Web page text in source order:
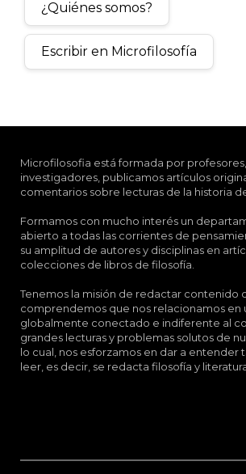
¿Quiénes somos?
Escribir en Microfilosofía
Microfilosofia está formada por
investigadores, publicamos artículos
comentarios sobre lecturas de la historia
Formamos con mucho interés un
abierto a todas las corrientes de
su amplitud de autores y disciplinas en
colecciones de libros de filosofía.
Tenemos la misión de redactar contenido
comprendemos que nos relacionamos en
globalmente conectado e indiferente al
grandes lecturas y problemas solutos de
lo cual, nos esforzamos en dar a entender
leer, es decir, se redacta filosofía y